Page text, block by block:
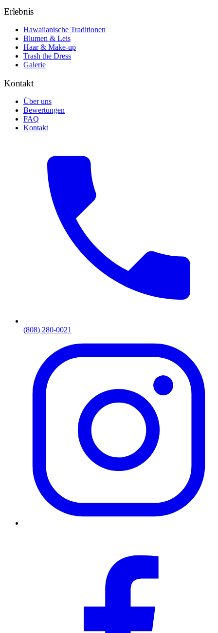
Erlebnis
Hawaiianische Traditionen
Blumen & Leis
Haar & Make-up
Trash the Dress
Galerie
Kontakt
Über uns
Bewertungen
FAQ
Kontakt
(808) 280-0021